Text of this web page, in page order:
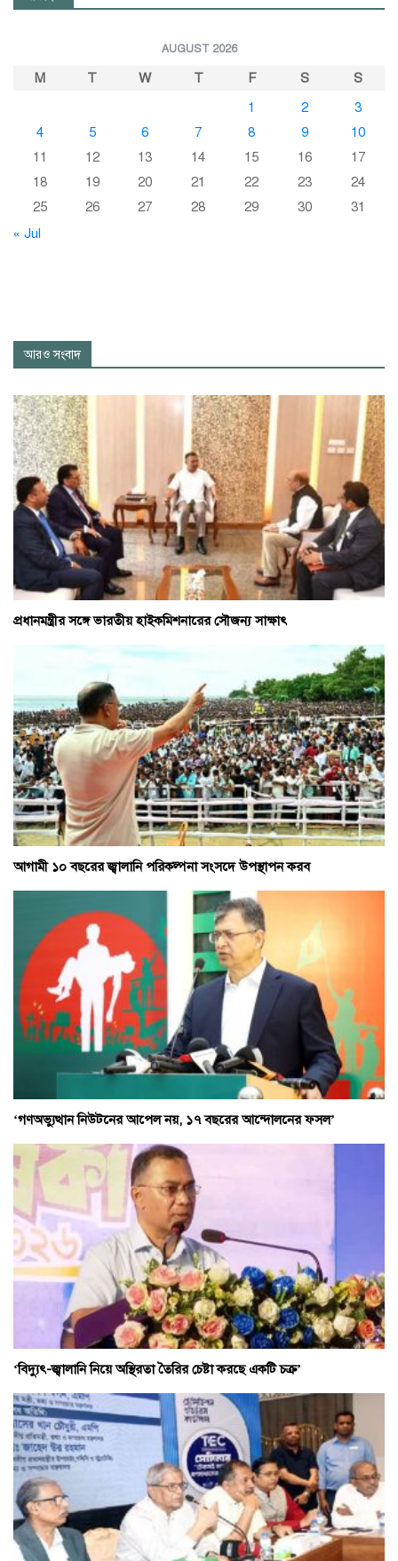
AUGUST 2026
M T W T F S
S
1
2
3
4
5 6 7 8 9
10
11
12 13 14 15 16
17
18
19 20 21 22 23
24
25
26 27 28 29 30
31
« Jul
আরও সংবাদ
প্রধানমন্ত্রীর সঙ্গে ভারতীয় হাইকমিশনারের সৌজন্য সাক্ষাৎ
আগামী ১০ বছরের জ্বালানি পরিকল্পনা সংসদে উপস্থাপন করব
‘গণঅভ্যুত্থান নিউটনের আপেল নয়, ১৭ বছরের আন্দোলনের ফসল’
‘বিদ্যুৎ-জ্বালানি নিয়ে অস্থিরতা তৈরির চেষ্টা করছে একটি চক্র’